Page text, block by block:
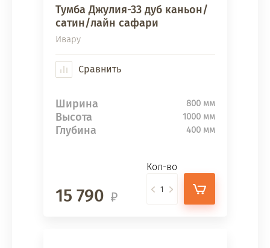
Тумба Джулия-33 дуб каньон/
сатин/лайн сафари
Ивару
Сравнить
Ширина 800 мм
Высота 1000 мм
Глубина 400 мм
15 790
Кол-во